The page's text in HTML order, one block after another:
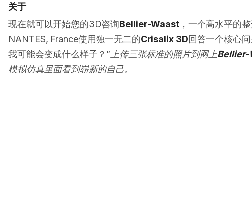
关于
现在就可以开始您的3D咨询Bellier-Waast ，一个高水平的
NANTES, France使用独一无二的Crisalix 3D回答一个核心
我可能会变成什么样子？” 上传三张标准的照片到网上Bellier-
模拟仿真里面看到崭新的自己。